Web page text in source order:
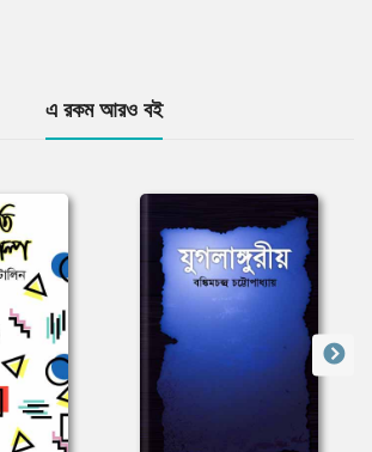
এ রকম আরও বই